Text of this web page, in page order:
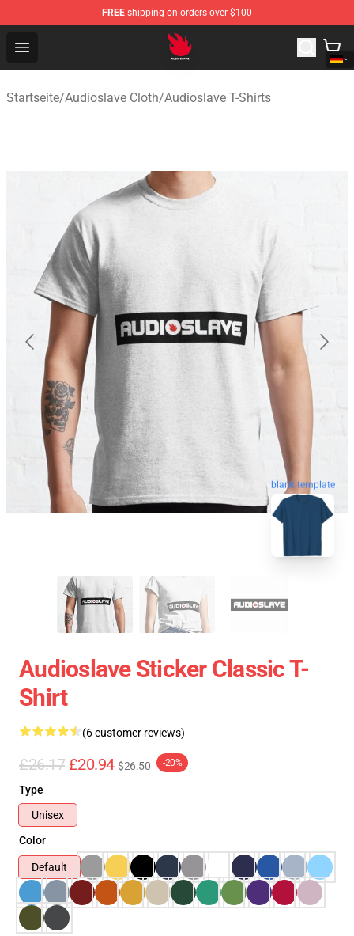
FREE shipping on orders over $100
Open menu
Audioslave Store - Official Audioslave Merchandise Shop
Startseite/Audioslave Cloth/Audioslave T-Shirts
blank template
Audioslave Sticker Classic T-
Shirt
(6 customer reviews)
£26.17 £20.94 $26.50 -20%
Type
Unisex
Color
Default